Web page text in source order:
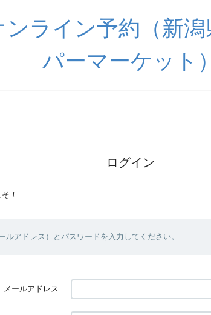
ライン予約（新潟
パーマーケット）
ログイン
！
ルアドレス）とパスワードを入力してください。
メールアドレス